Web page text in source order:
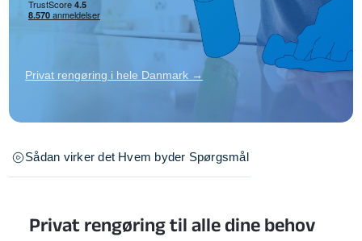
Privat rengøring i hele Danmark →
Sådan virker det Hvem byder Spørgsmål
Privat rengøring til alle dine behov